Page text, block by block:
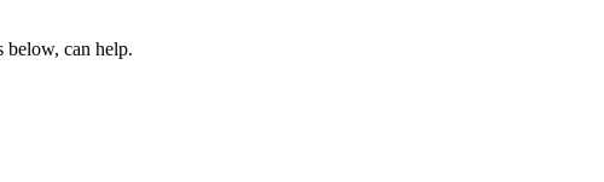
below, can help.